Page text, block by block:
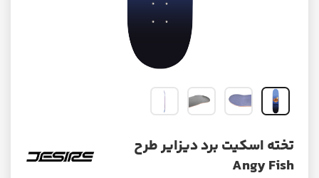
تخته اسکیت برد دیزایر طرح
Angy Fish